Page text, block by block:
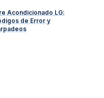
Acondicionado LG:
de Error y